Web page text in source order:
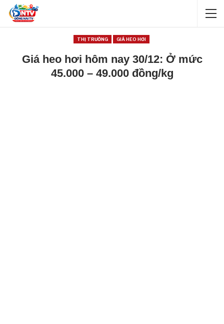
THỊ TRƯỜNG GIÁ HEO HƠI
Giá heo hơi hôm nay 30/12: Ở mức
45.000 – 49.000 đồng/kg